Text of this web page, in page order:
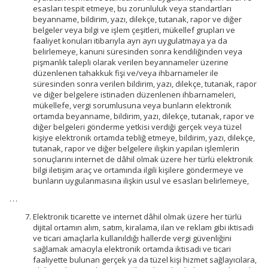
esasları tespit etmeye, bu zorunluluk veya standartları
beyanname, bildirim, yazı, dilekçe, tutanak, rapor ve diğer
belgeler veya bilgi ve işlem çeşitleri, mükellef grupları ve
faaliyet konuları itibarıyla ayrı ayrı uygulatmaya ya da
belirlemeye, kanuni süresinden sonra kendiliğinden veya
pişmanlık talepli olarak verilen beyannameler üzerine
düzenlenen tahakkuk fişi ve/veya ihbarnameler ile
süresinden sonra verilen bildirim, yazı, dilekçe, tutanak, rapor
ve diğer belgelere istinaden düzenlenen ihbarnameleri,
mükellefe, vergi sorumlusuna veya bunların elektronik
ortamda beyanname, bildirim, yazı, dilekçe, tutanak, rapor ve
diğer belgeleri gönderme yetkisi verdiği gerçek veya tüzel
kişiye elektronik ortamda tebliğ etmeye, bildirim, yazı, dilekçe,
tutanak, rapor ve diğer belgelere ilişkin yapılan işlemlerin
sonuçlarını internet de dâhil olmak üzere her türlü elektronik
bilgi iletişim araç ve ortamında ilgili kişilere göndermeye ve
bunların uygulanmasına ilişkin usul ve esasları belirlemeye,
…
Elektronik ticarette ve internet dâhil olmak üzere her türlü
dijital ortamın alım, satım, kiralama, ilan ve reklam gibi iktisadi
ve ticari amaçlarla kullanıldığı hallerde vergi güvenliğini
sağlamak amacıyla elektronik ortamda iktisadi ve ticari
faaliyette bulunan gerçek ya da tüzel kişi hizmet sağlayıcılara,